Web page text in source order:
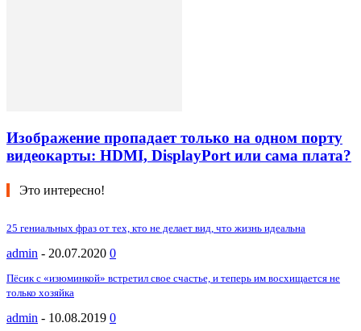
Изображение пропадает только на одном порту
видеокарты: HDMI, DisplayPort или сама плата?
Это интересно!
25 гениальных фраз от тех, кто не делает вид, что жизнь идеальна
admin - 20.07.2020 0
Пёсик с «изюминкой» встретил свое счастье, и теперь им восхищается не
только хозяйка
admin - 10.08.2019 0